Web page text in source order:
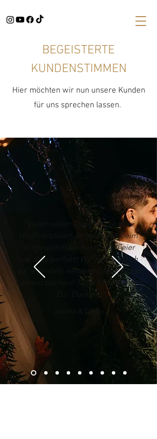
BEGEISTERTE
KUNDENSTIMMEN
Hier möchten wir nun unsere Kunden
für uns sprechen lassen.
"Vielen vielen Dank für die tolle
Hochzeitsfeier! Angefangen beim
Vorgespräch bis hin zu der Feier
war alles perfekt! Wir werden Dich
auf jedenfalls weiterempfehlen und
erneut buchen! Toller Mix! Bester
DJ! Danke!"